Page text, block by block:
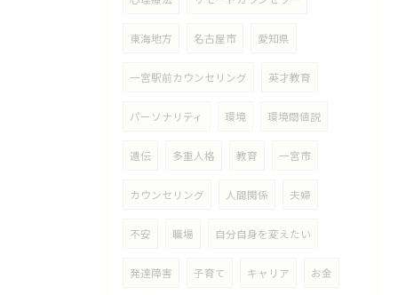
東海地方 名古屋市 愛知県
一宮駅前カウンセリング 英才教育
パーソナリティ 環境 環境閾値説
遺伝 多重人格 教育 一宮市
カウンセリング 人間関係 夫婦
不安 職場 自分自身を変えたい
発達障害 子育て キャリア お金